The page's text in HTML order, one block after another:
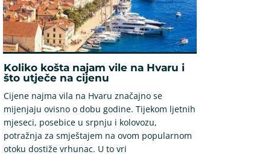
Koliko košta najam vile na Hvaru i
što utječe na cijenu
Cijene najma vila na Hvaru značajno se
mijenjaju ovisno o dobu godine. Tijekom ljetnih
mjeseci, posebice u srpnju i kolovozu,
potražnja za smještajem na ovom popularnom
otoku dostiže vrhunac. U to vri